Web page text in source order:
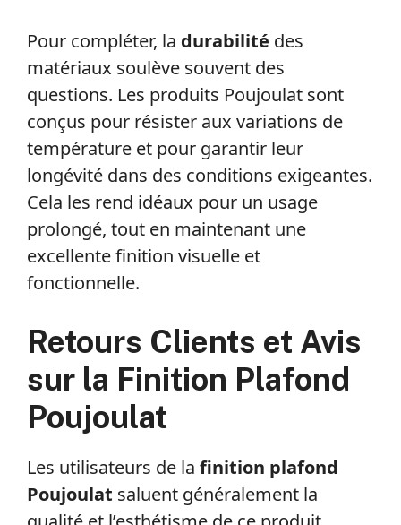
Pour compléter, la durabilité des
matériaux soulève souvent des
questions. Les produits Poujoulat sont
conçus pour résister aux variations de
température et pour garantir leur
longévité dans des conditions exigeantes.
Cela les rend idéaux pour un usage
prolongé, tout en maintenant une
excellente finition visuelle et
fonctionnelle.
Retours Clients et Avis
sur la Finition Plafond
Poujoulat
Les utilisateurs de la finition plafond
Poujoulat saluent généralement la